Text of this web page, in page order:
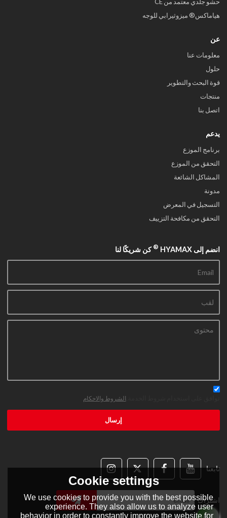
حشو جلدي معتمد من CE
هياماكس® ميزوثيرابي للوجه
عن
معلومات عنا
حلول
قوة البحث والتطوير
منتجات
اتصل بنا
يدعم
برنامج الموزع
التحقق من الموزع
المشاكل الشائعة
مدونة
التسجيل في المعرض
التحقق من مكافحة التزييف
انضم إلى HYAMAX ® كن شريكًا لنا
الشروط والاحكام
إرسال
تابعنا
اشتراك
Cookie settings
We use cookies to provide you with the best possible
experience. They also allow us to analyze user
behavior in order to constantly improve the website for